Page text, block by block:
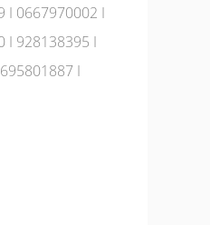
I 0667970002 I
I 928138395 I
695801887 I